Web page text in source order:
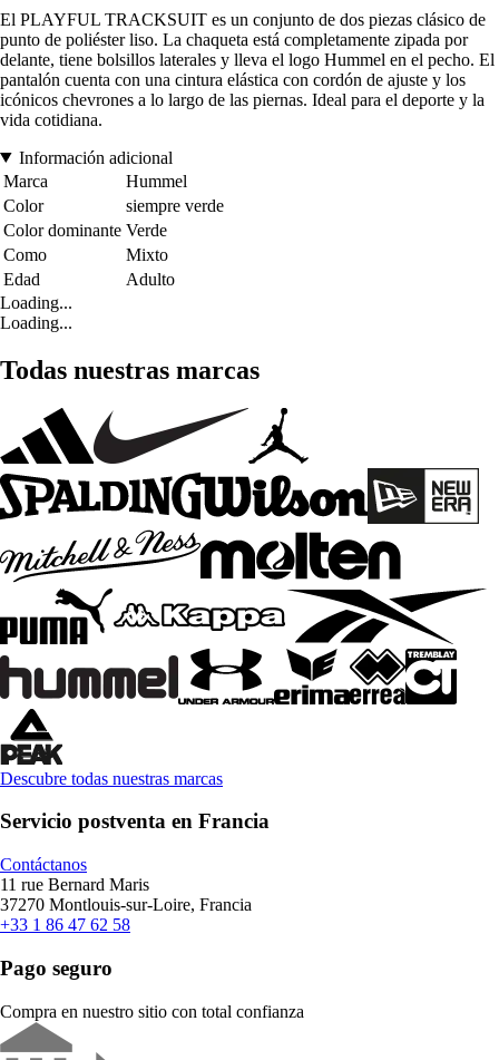
El PLAYFUL TRACKSUIT es un conjunto de dos piezas clásico de
punto de poliéster liso. La chaqueta está completamente zipada por
delante, tiene bolsillos laterales y lleva el logo Hummel en el pecho. El
pantalón cuenta con una cintura elástica con cordón de ajuste y los
icónicos chevrones a lo largo de las piernas. Ideal para el deporte y la
vida cotidiana.
Información adicional
Marca
Hummel
Color
siempre verde
Color dominante Verde
Como
Mixto
Edad
Adulto
Loading...
Loading...
Todas nuestras marcas
Descubre todas nuestras marcas
Servicio postventa en Francia
Contáctanos
11 rue Bernard Maris
37270 Montlouis-sur-Loire, Francia
+33 1 86 47 62 58
Pago seguro
Compra en nuestro sitio con total confianza